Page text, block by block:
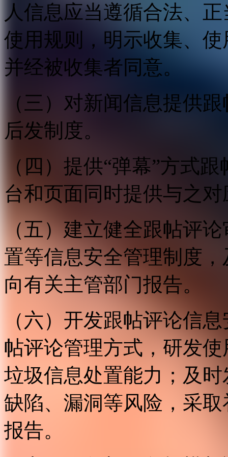
人信息应当遵循合法、
使用规则，明示收集、
并经被收集者同意。
（三）对新闻信息提供
后发制度。
（四）提供“弹幕”方式
台和页面同时提供与之
（五）建立健全跟帖评
置等信息安全管理制度
向有关主管部门报告。
（六）开发跟帖评论信
帖评论管理方式，研发
垃圾信息处置能力；及
缺陷、漏洞等风险，采
报告。